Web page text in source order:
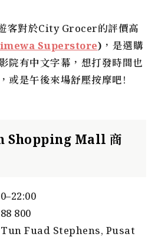
客對於City Grocer的評價高
Superstore) ，是選購
院有中文字幕，想打發時間也
或是午後來場舒壓按摩吧!
Shopping Mall 商
800
Fuad Stephens, Pusat